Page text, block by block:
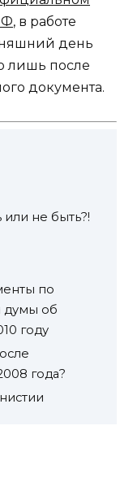
, в работе
день
лишь после
документа.
не быть?!
по
думы об
году
года?